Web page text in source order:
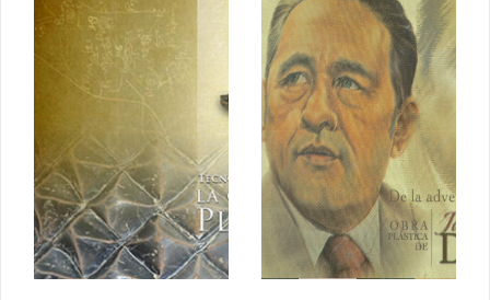
La Cerámica
Plomiza
Septiembre
2014
adversidad al
sosiego. Obra
plástica de
José Napoleón
Duarte
2014